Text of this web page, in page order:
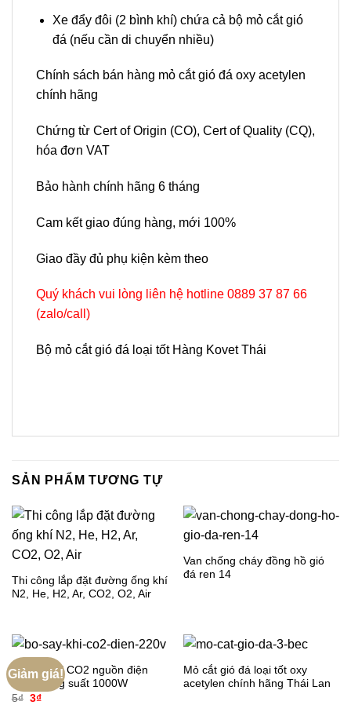
Xe đẩy đôi (2 bình khí) chứa cả bộ mỏ cắt gió
đá (nếu cần di chuyển nhiều)
Chính sách bán hàng mỏ cắt gió đá oxy acetylen
chính hãng
Chứng từ Cert of Origin (CO), Cert of Quality (CQ),
hóa đơn VAT
Bảo hành chính hãng 6 tháng
Cam kết giao đúng hàng, mới 100%
Giao đầy đủ phụ kiện kèm theo
Quý khách vui lòng liên hệ hotline 0889 37 87 66
(zalo/call)
Bộ mỏ cắt gió đá loại tốt Hàng Kovet Thái
SẢN PHẨM TƯƠNG TỰ
Thi công lắp đặt đường ống khí
N2, He, H2, Ar, CO2, O2, Air
Van chống cháy đồng hồ gió
đá ren 14
Giảm giá!
Bộ sấy khí CO2 nguồn điện
220V công suất 1000W
5₫ Giá
3₫Giá
Mỏ cắt gió đá loại tốt oxy
acetylen chính hãng Thái Lan